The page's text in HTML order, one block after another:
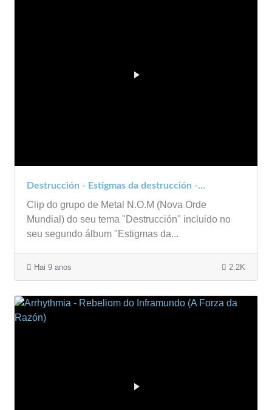
Destrucción - Estigmas da destrucción -...
Clip do grupo de Metal N.O.M (Nova Orde
Mundial) do seu tema "Destrucción" incluido no
seu segundo álbum "Estigmas da...
Hai 9 anos 2.2K